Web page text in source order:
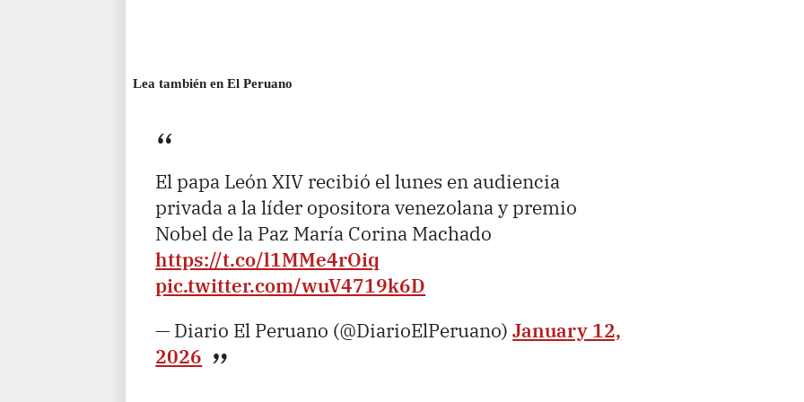
Lea también en El Peruano
El papa León XIV recibió el lunes en audiencia
privada a la líder opositora venezolana y premio
Nobel de la Paz María Corina Machado
https://t.co/l1MMe4rOiq
pic.twitter.com/wuV4719k6D
— Diario El Peruano (@DiarioElPeruano)January 12,
2026